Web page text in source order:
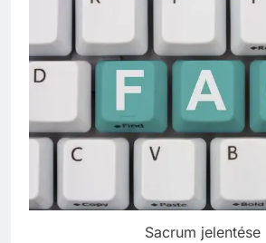
Sacrum jelentése